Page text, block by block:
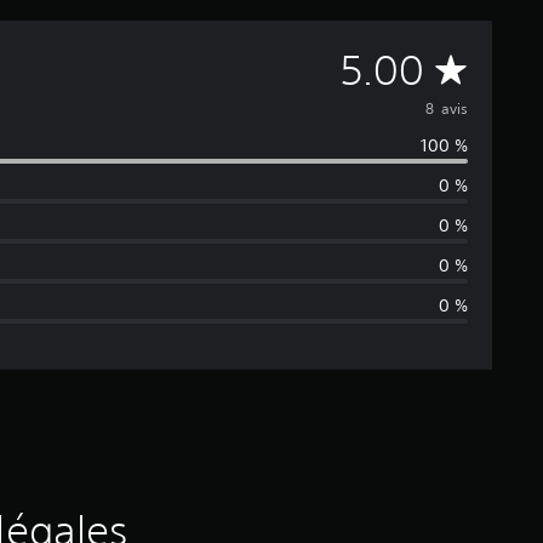
5.00 M
o
y
e
n
n
e
8 avis
100 %
0 %
0 %
0 %
0 %